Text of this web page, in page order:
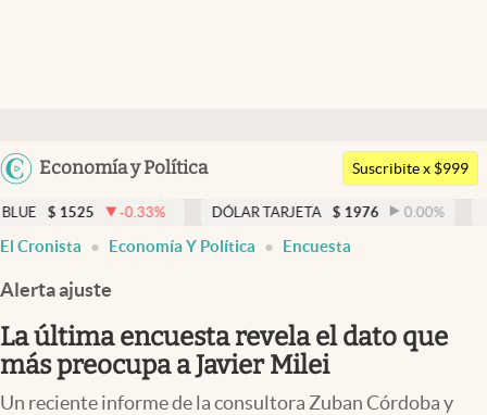
Argentina
Uruguay
Economía y Política
Members
Economía y Política
Finanzas y Mercados
Mercados Online
Negocios
Columnistas
Suscribite x $999
-0.33 % DÓLAR TARJETA $ 1976 0.00% DÓLAR MEP
El Cronista Economía Y Política Encuesta
Alerta ajuste
La última encuesta revela el dato que
más preocupa a Javier Milei
Un reciente informe de la consultora Zuban Córdoba y